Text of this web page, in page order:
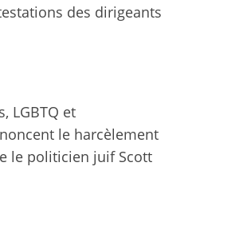
des dirigeants
LGBTQ et
le harcèlement
le politicien juif Scott